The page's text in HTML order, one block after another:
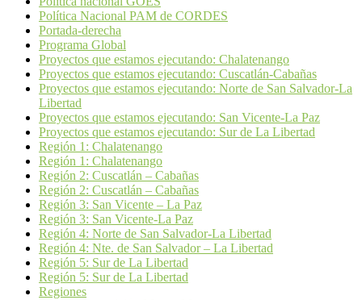
Política Nacional PAM de CORDES
Portada-derecha
Programa Global
Proyectos que estamos ejecutando: Chalatenango
Proyectos que estamos ejecutando: Cuscatlán-Cabañas
Proyectos que estamos ejecutando: Norte de San Salvador-La
Libertad
Proyectos que estamos ejecutando: San Vicente-La Paz
Proyectos que estamos ejecutando: Sur de La Libertad
Región 1: Chalatenango
Región 1: Chalatenango
Región 2: Cuscatlán – Cabañas
Región 2: Cuscatlán – Cabañas
Región 3: San Vicente – La Paz
Región 3: San Vicente-La Paz
Región 4: Norte de San Salvador-La Libertad
Región 4: Nte. de San Salvador – La Libertad
Región 5: Sur de La Libertad
Región 5: Sur de La Libertad
Regiones